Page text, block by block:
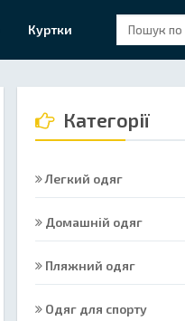
Куртки
Категорії
Легкий одяг
Домашній одяг
Пляжний одяг
Одяг для спорту